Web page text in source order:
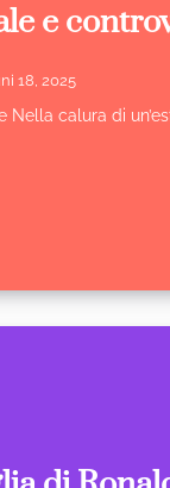
e
18, 2025
Nella calura di